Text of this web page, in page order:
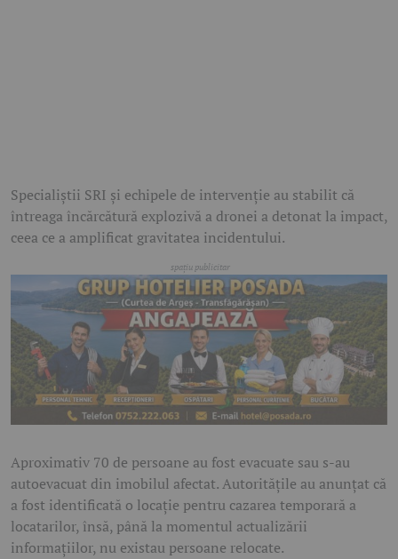
Specialiștii SRI și echipele de intervenție au stabilit că
întreaga încărcătură explozivă a dronei a detonat la impact,
ceea ce a amplificat gravitatea incidentului.
Aproximativ 70 de persoane au fost evacuate sau s-au
autoevacuat din imobilul afectat. Autoritățile au anunțat că
a fost identificată o locație pentru cazarea temporară a
locatarilor, însă, până la momentul actualizării
informațiilor, nu existau persoane relocate.